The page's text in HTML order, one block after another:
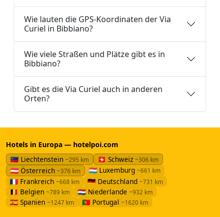
Wie lauten die GPS-Koordinaten der Via
Curiel in Bibbiano?
Wie viele Straßen und Plätze gibt es in
Bibbiano?
Gibt es die Via Curiel auch in anderen
Orten?
Hotels in Europa — hotelpoi.com
🇱🇮 Liechtenstein ~295 km 🇨🇭 Schweiz ~306 km
🇦🇹 Österreich ~376 km 🇱🇺 Luxemburg ~661 km
🇫🇷 Frankreich ~668 km 🇩🇪 Deutschland ~731 km
🇧🇪 Belgien ~789 km 🇳🇱 Niederlande ~932 km
🇪🇸 Spanien ~1247 km 🇵🇹 Portugal ~1620 km